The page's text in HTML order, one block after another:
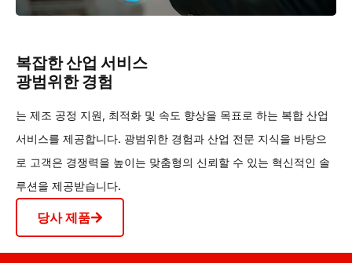
복잡한 산업 서비스
광범위한 경험
는 제조 공정 지원, 최적화 및 속도 향상을 목표로 하는 복합 산업
서비스를 제공합니다. 광범위한 경험과 산업 전문 지식을 바탕으
로 고객은 경쟁력을 높이는 맞춤형의 신뢰할 수 있는 혁신적인 솔
루션을 제공받습니다.
당사 제품